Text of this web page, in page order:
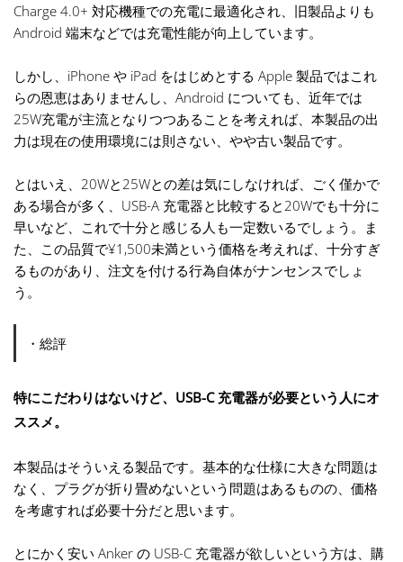
Charge 4.0+ 対応機種での充電に最適化され、旧製品よりも
Android 端末などでは充電性能が向上しています。
しかし、iPhone や iPad をはじめとする Apple 製品ではこれ
らの恩恵はありませんし、Android についても、近年では
25W充電が主流となりつつあることを考えれば、本製品の出
力は現在の使用環境には則さない、やや古い製品です。
とはいえ、20Wと25Wとの差は気にしなければ、ごく僅かで
ある場合が多く、USB-A 充電器と比較すると20Wでも十分に
早いなど、これで十分と感じる人も一定数いるでしょう。ま
た、この品質で¥1,500未満という価格を考えれば、十分すぎ
るものがあり、注文を付ける行為自体がナンセンスでしょ
う。
・総評
特にこだわりはないけど、USB-C 充電器が必要という人にオ
ススメ。
本製品はそういえる製品です。基本的な仕様に大きな問題は
なく、プラグが折り畳めないという問題はあるものの、価格
を考慮すれば必要十分だと思います。
とにかく安い Anker の USB-C 充電器が欲しいという方は、購